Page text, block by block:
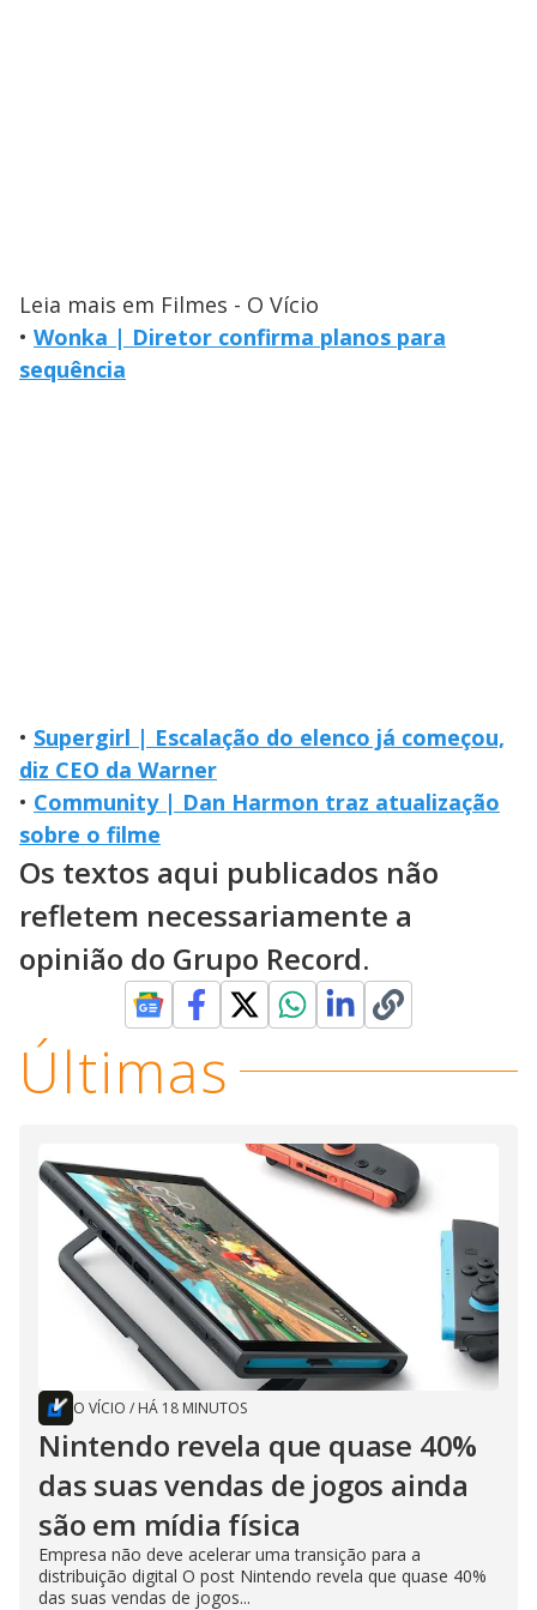
Leia mais em Filmes - O Vício
• Wonka | Diretor confirma planos para
sequência
• Supergirl | Escalação do elenco já começou,
diz CEO da Warner
• Community | Dan Harmon traz atualização
sobre o filme
Os textos aqui publicados não
refletem necessariamente a
opinião do Grupo Record.
Últimas
O VÍCIO / HÁ 18 MINUTOS
Nintendo revela que quase 40%
das suas vendas de jogos ainda
são em mídia física
Empresa não deve acelerar uma transição para a
distribuição digital O post Nintendo revela que quase 40%
das suas vendas de jogos...